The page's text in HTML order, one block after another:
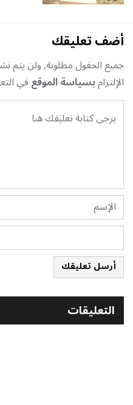
أضف تعليقك
جميع الحقول مطلوبة, ولن يتم
الإلتزامبسياسة الموقعفي
أرسل تعليقك
التعليقات